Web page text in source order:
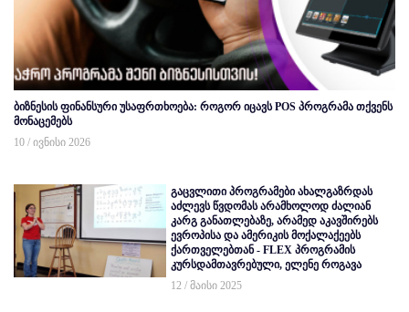
ბიზნესის ფინანსური უსაფრთხოება: როგორ იცავს POS პროგრამა თქვენს
მონაცემებს
10 / ივნისი 2026
გაცვლითი პროგრამები ახალგაზრდას
აძლევს წვდომას არამხოლოდ ძალიან
კარგ განათლებაზე, არამედ აკავშირებს
ევროპისა და ამერიკის მოქალაქეებს
ქართველებთან - FLEX პროგრამის
კურსდამთავრებული, ელენე როგავა
12 / მაისი 2025